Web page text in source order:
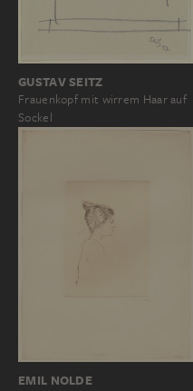
GUSTAV SEITZ
Frauenkopf mit wirrem Haar auf
Sockel
EMIL NOLDE